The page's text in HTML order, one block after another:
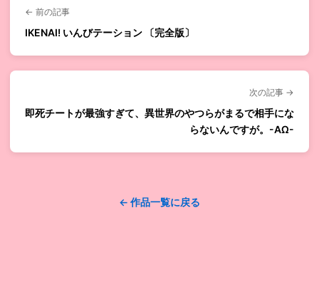
← 前の記事
IKENAI! いんびテーション 〔完全版〕
次の記事 →
即死チートが最強すぎて、異世界のやつらがまるで相手にな
らないんですが。-ΑΩ-
← 作品一覧に戻る